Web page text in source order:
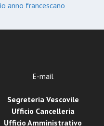
anno francescano
E-mail
Segreteria Vescovile
Ufficio Cancelleria
Ufficio Amministrativo